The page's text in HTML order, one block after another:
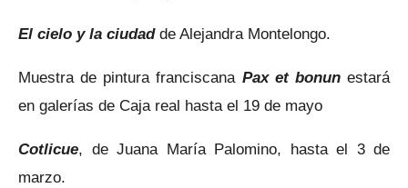
El cielo y la ciudadde Alejandra Montelongo.
Muestra de pintura franciscana Pax et bonunestará
en galerías de Caja real hasta el 19 de mayo
Cotlicue, de Juana María Palomino, hasta el 3 de
marzo.